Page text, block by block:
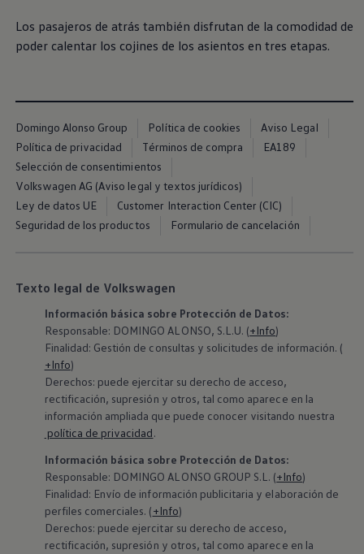
Los pasajeros de atrás también disfrutan de la comodidad de
poder calentar los cojines de los asientos en tres etapas.
Domingo Alonso Group Política de cookies
Aviso Legal
Política de privacidad
Términos de compra
EA189
Selección de consentimientos
Volkswagen AG (Aviso legal y textos jurídicos)
Ley de datos UE
Customer Interaction Center (CIC)
Seguridad de los productos
Formulario de cancelación
Texto legal de Volkswagen
Información básica sobre Protección de Datos:
Responsable: DOMINGO ALONSO, S.L.U. (+Info)
Finalidad: Gestión de consultas y solicitudes de información. (
+Info)
Derechos: puede ejercitar su derecho de acceso,
rectificación, supresión y otros, tal como aparece en la
información ampliada que puede conocer visitando nuestra
política de privacidad.
Información básica sobre Protección de Datos:
‍Responsable: DOMINGO ALONSO GROUP S.L. (+Info)
Finalidad: Envío de información publicitaria y elaboración de
perfiles comerciales. (+Info)
Derechos: puede ejercitar su derecho de acceso,
rectificación, supresión y otros, tal como aparece en la